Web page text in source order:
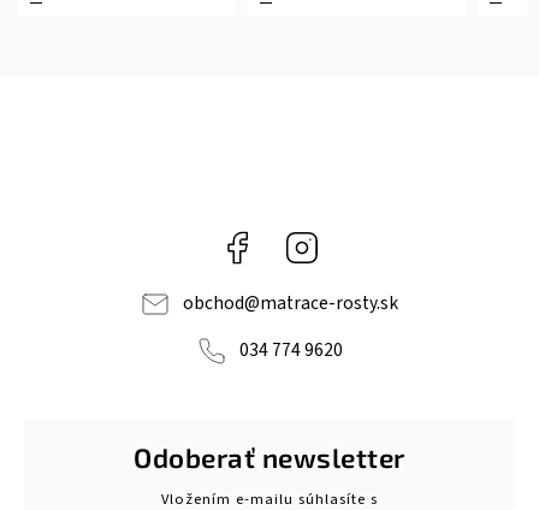
Facebook
obchod@matrace-rosty.sk
034 774 9620
Odoberať newsletter
Vložením e-mailu súhlasíte s